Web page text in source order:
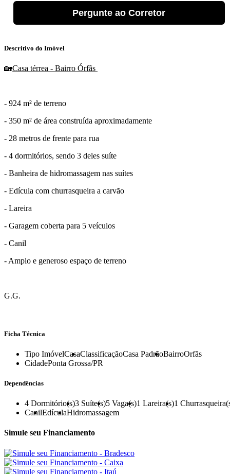
Pergunte ao Corretor
Descritivo do Imóvel
🏡Casa térrea - Bairro Órfãs
- 924 m² de terreno
- 350 m² de área construída aproximadamente
- 28 metros de frente para rua
- 4 dormitórios, sendo 3 deles suíte
- Banheira de hidromassagem nas suítes
- Edícula com churrasqueira a carvão
- Lareira
- Garagem coberta para 5 veículos
- Canil
- Amplo e generoso espaço de terreno
G.G.
Ficha Técnica
Tipo ImóvelCasaClassificaçãoCasa PadrãoBairroOrfãs
CidadePonta Grossa/PR
Dependências
4 Dormitório(s)3 Suíte(s)5 Vaga(s)1 Lareira(s)1
CanilEdículaHidromassagem
Simule seu Financiamento